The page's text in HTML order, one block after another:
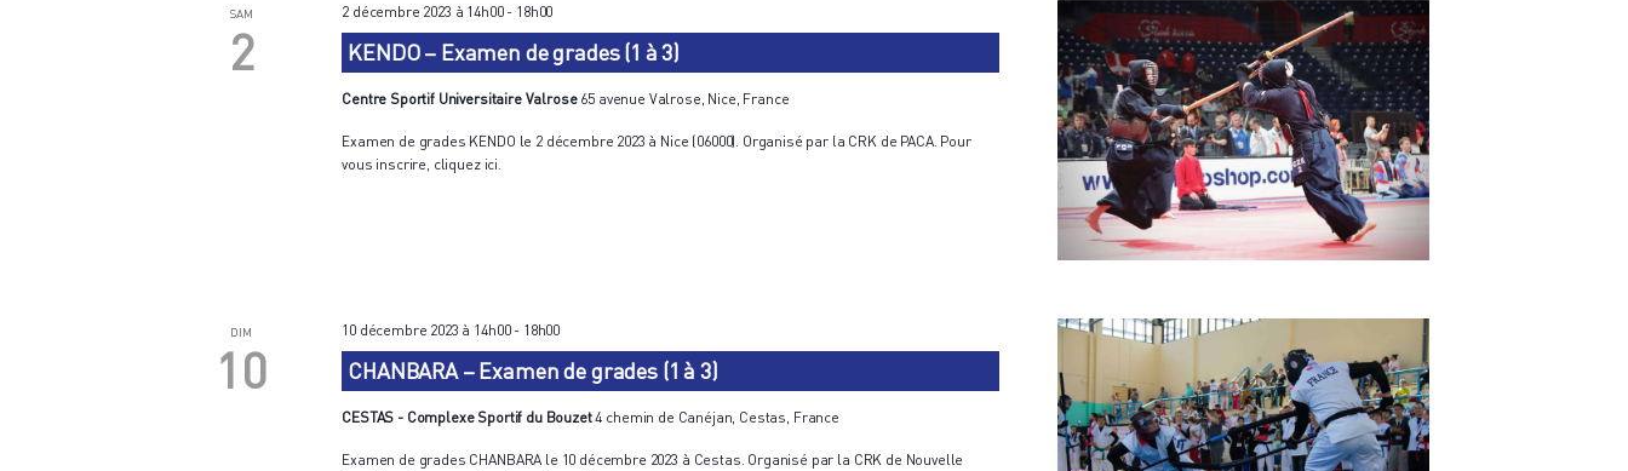
SAM
2 KENDO – Examen de grades (1 à 3)
2 décembre 2023 à 14h00- 18h00
Centre Sportif Universitaire Valrose 65 avenue Valrose, Nice, France
Examen de grades KENDO le 2 décembre 2023 à Nice (06000). Organisé par la CRK de PACA. Pour
vous inscrire, cliquez ici.
DIM
10 CHANBARA – Examen de grades (1 à 3)
10 décembre 2023 à 14h00- 18h00
CESTAS - Complexe Sportif du Bouzet4 chemin de Canéjan, Cestas, France
Examen de grades CHANBARA le 10 décembre 2023 à Cestas. Organisé par la CRK de Nouvelle